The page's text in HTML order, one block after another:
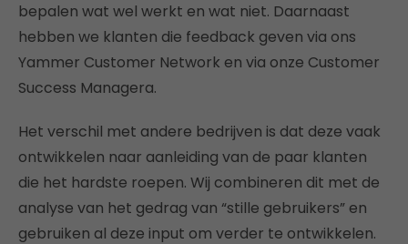
bepalen wat wel werkt en wat niet. Daarnaast
hebben we klanten die feedback geven via ons
Yammer Customer Network en via onze Customer
Success Managera.
Het verschil met andere bedrijven is dat deze vaak
ontwikkelen naar aanleiding van de paar klanten
die het hardste roepen. Wij combineren dit met de
analyse van het gedrag van “stille gebruikers” en
gebruiken al deze input om verder te ontwikkelen.